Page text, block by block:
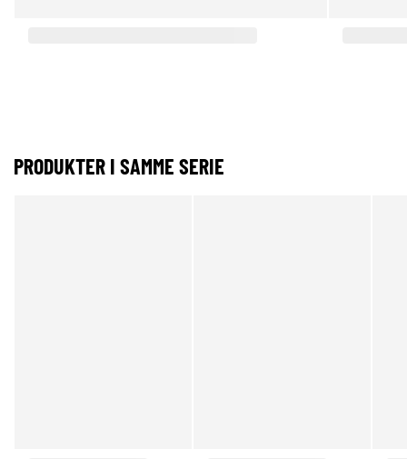
PRODUKTER I SAMME SERIE